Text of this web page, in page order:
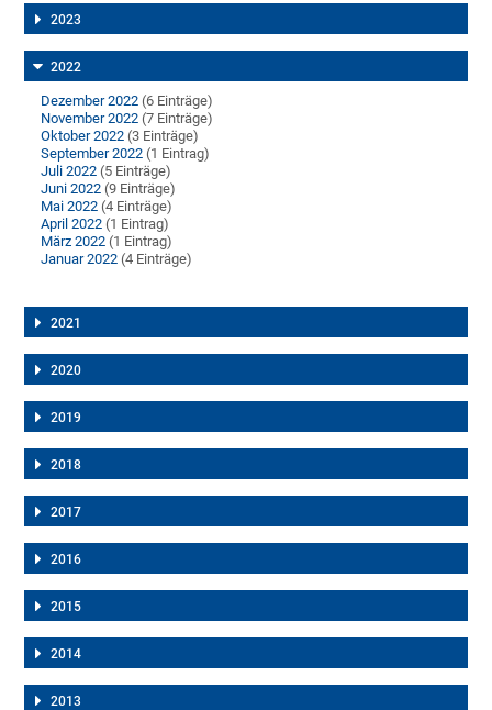
2023
2022
Dezember 2022 (6 Einträge)
November 2022 (7 Einträge)
Oktober 2022 (3 Einträge)
September 2022 (1 Eintrag)
Juli 2022 (5 Einträge)
Juni 2022 (9 Einträge)
Mai 2022 (4 Einträge)
April 2022 (1 Eintrag)
März 2022 (1 Eintrag)
Januar 2022 (4 Einträge)
2021
2020
2019
2018
2017
2016
2015
2014
2013